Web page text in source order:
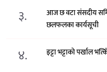
३.
आज छ वटा संसदीय
छलफलका कार्यसूची
४. इट्टा भट्टाको पर्खाल